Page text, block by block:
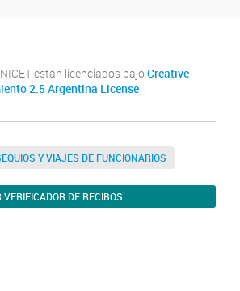
están licenciados bajo Creative
2.5 Argentina License
Y VIAJES DE FUNCIONARIOS
VERIFICADOR DE RECIBOS